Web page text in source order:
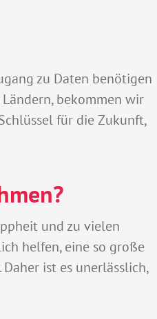
zu Daten benötigen
bekommen wir
für die Zukunft,
und zu vielen
helfen, eine so große
ist es unerlässlich,